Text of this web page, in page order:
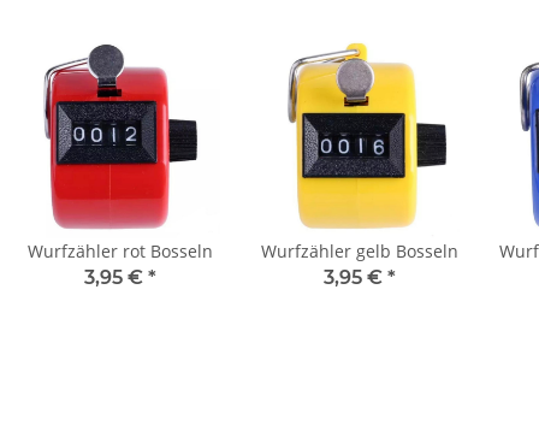
Wurfzähler rot Bosseln
3,95 € *
Wurfzähler gelb Bosseln
3,95 € *